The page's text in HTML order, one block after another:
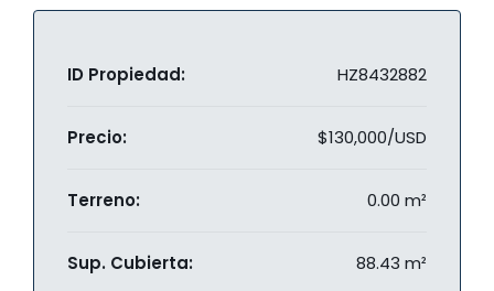
ID Propiedad: HZ8432882
Precio: $130,000/USD
Terreno: 0.00 m²
Sup. Cubierta: 88.43 m²